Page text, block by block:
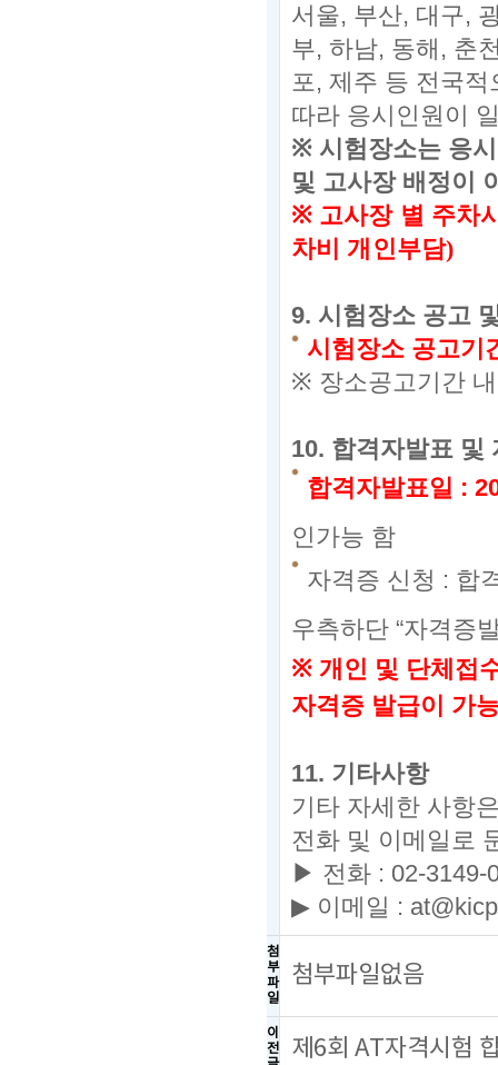
서울, 부산, 대구,
부, 하남, 동해, 춘
포, 제주 등 전국적
따라 응시인원이
※ 시험장소는 응
및 고사장 배정이
※ 고사장 별 주차
차비 개인부담)
9. 시험장소 공고
시험장소 공고기
※ 장소공고기간
10. 합격자발표 및
합격자발표일 :
인가능 함
자격증 신청 : 합
우측하단 “자격증
※ 개인 및 단체접
자격증 발급이 가
11. 기타사항
기타 자세한 사항
전화 및 이메일로
▶ 전화 : 02-3149-
▶ 이메일 :
첨
부
파
일
첨부파일없음
이
전
제6회 AT자격시험